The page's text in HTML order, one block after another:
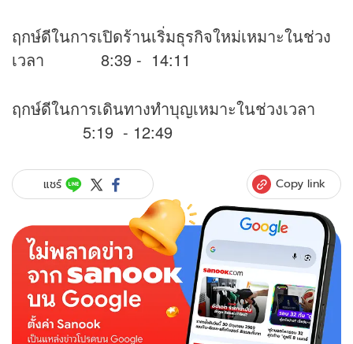
ฤกษ์ดีในการเปิดร้านเริ่มธุรกิจใหม่เหมาะในช่วง
เวลา 8:39 - 14:11
ฤกษ์ดีในการเดินทางทำบุญเหมาะในช่วงเวลา
5:19 - 12:49
แชร์ Copy link